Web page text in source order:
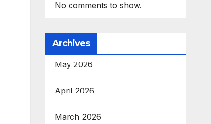
No comments to show.
Archives
May 2026
April 2026
March 2026